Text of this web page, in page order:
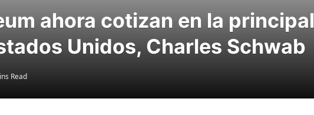
ahora cotizan en la principal
Unidos, Charles Schwab
Read